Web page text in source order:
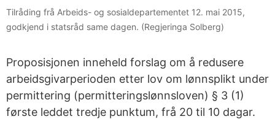
Tilråding frå Arbeids- og sosialdepartementet 12. mai 2015,
godkjend i statsråd same dagen. (Regjeringa Solberg)
Proposisjonen inneheld forslag om å redusere
arbeidsgivarperioden etter lov om lønnsplikt under
permittering (permitteringslønnsloven) § 3 (1)
første leddet tredje punktum, frå 20 til 10 dagar.